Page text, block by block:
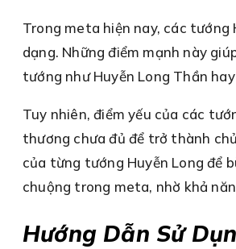
Trong meta hiện nay, các tướng
dạng. Những điểm mạnh này
tướng như Huyễn Long Thần
Tuy nhiên, điểm yếu của các
thương chưa đủ để trở thành
của từng tướng Huyễn Long để
chuộng trong meta, nhờ khả
Hướng Dẫn Sử